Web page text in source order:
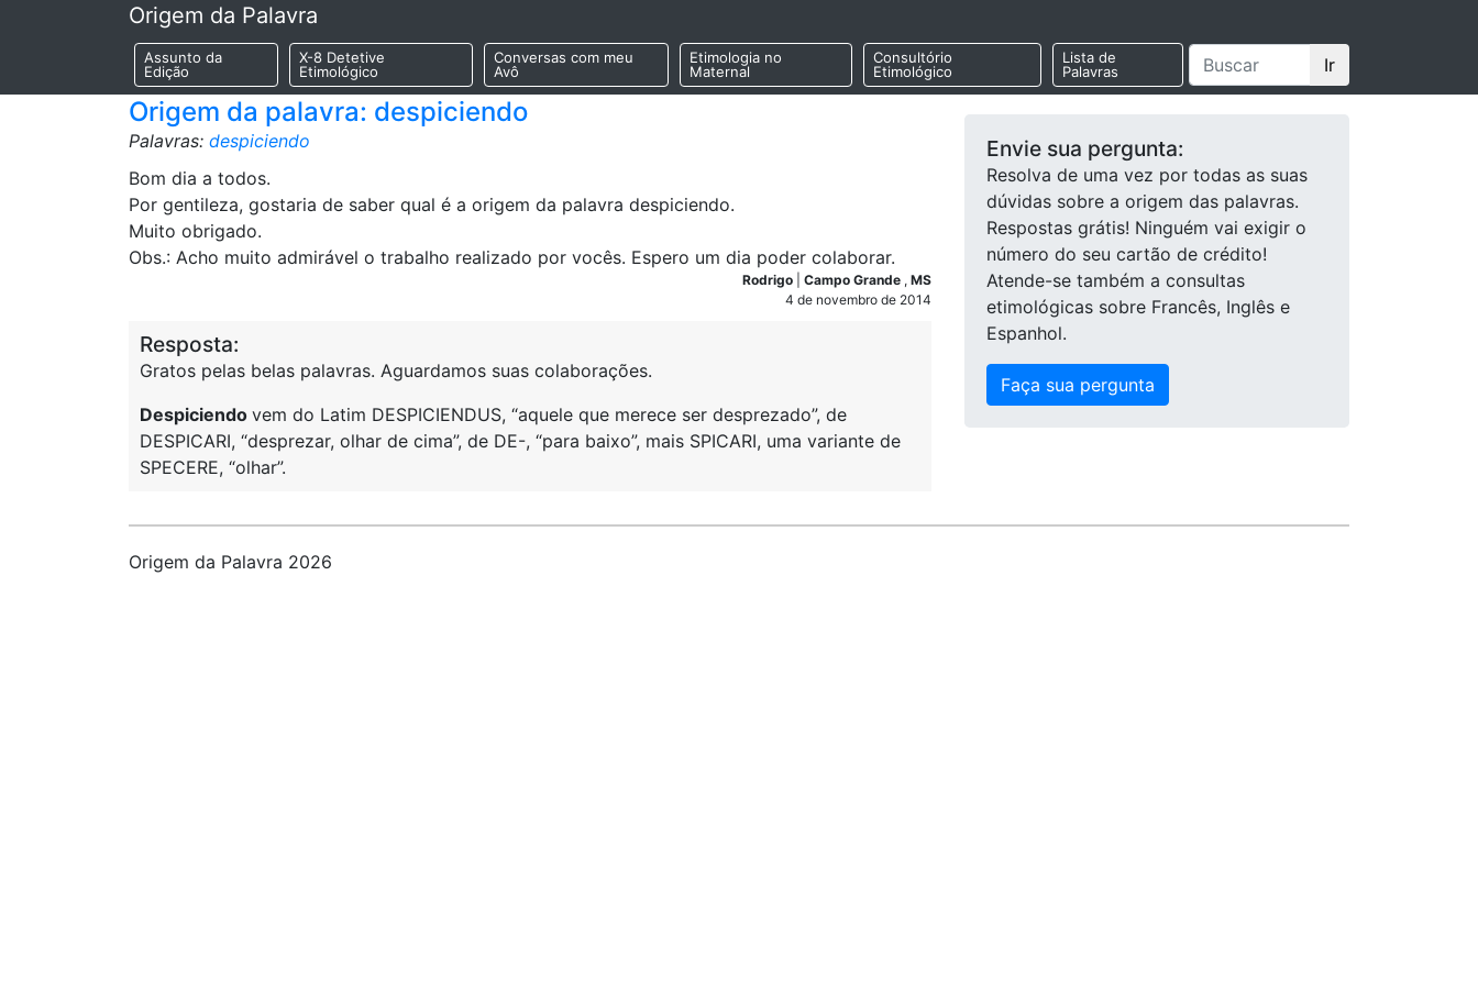
Origem da Palavra
Assunto da
Edição
X-8 Detetive
Etimológico
Conversas com meu
Avô
Etimologia no
Maternal
Consultório
Etimológico
Lista de
Palavras
Ir
Origem da palavra: despiciendo
Palavras: despiciendo
Bom dia a todos.
Por gentileza, gostaria de saber qual é a origem da palavra despiciendo.
Muito obrigado.
Obs.: Acho muito admirável o trabalho realizado por vocês. Espero um dia poder colaborar.
Rodrigo Campo Grande , MS
4 de novembro de 2014
Resposta:
Gratos pelas belas palavras. Aguardamos suas colaborações.
Despiciendo vem do Latim DESPICIENDUS, “aquele que merece ser desprezado”, de
DESPICARI, “desprezar, olhar de cima”, de DE-, “para baixo”, mais SPICARI, uma variante de
SPECERE, “olhar”.
Envie sua pergunta:
Resolva de uma vez por todas as suas
dúvidas sobre a origem das palavras.
Respostas grátis! Ninguém vai exigir o
número do seu cartão de crédito!
Atende-se também a consultas
etimológicas sobre Francês, Inglês e
Espanhol.
Faça sua pergunta
Origem da Palavra 2026